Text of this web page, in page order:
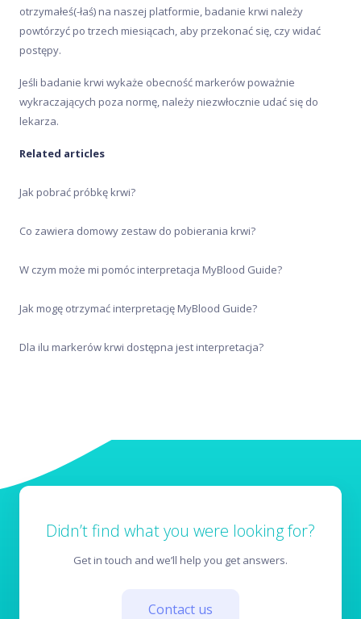
Wyniki badań
Zakup i aktywacja
Zanim kupisz
otrzymałeś(-łaś) na naszej platformie, badanie krwi należy
powtórzyć po trzech miesiącach, aby przekonać się, czy widać
postępy.
Jeśli badanie krwi wykaże obecność markerów poważnie
wykraczających poza normę, należy niezwłocznie udać się do
lekarza.
Related articles
Jak pobrać próbkę krwi?
Co zawiera domowy zestaw do pobierania krwi?
W czym może mi pomóc interpretacja MyBlood Guide?
Jak mogę otrzymać interpretację MyBlood Guide?
Dla ilu markerów krwi dostępna jest interpretacja?
Didn’t find what you were looking for?
Get in touch and we’ll help you get answers.
Contact us